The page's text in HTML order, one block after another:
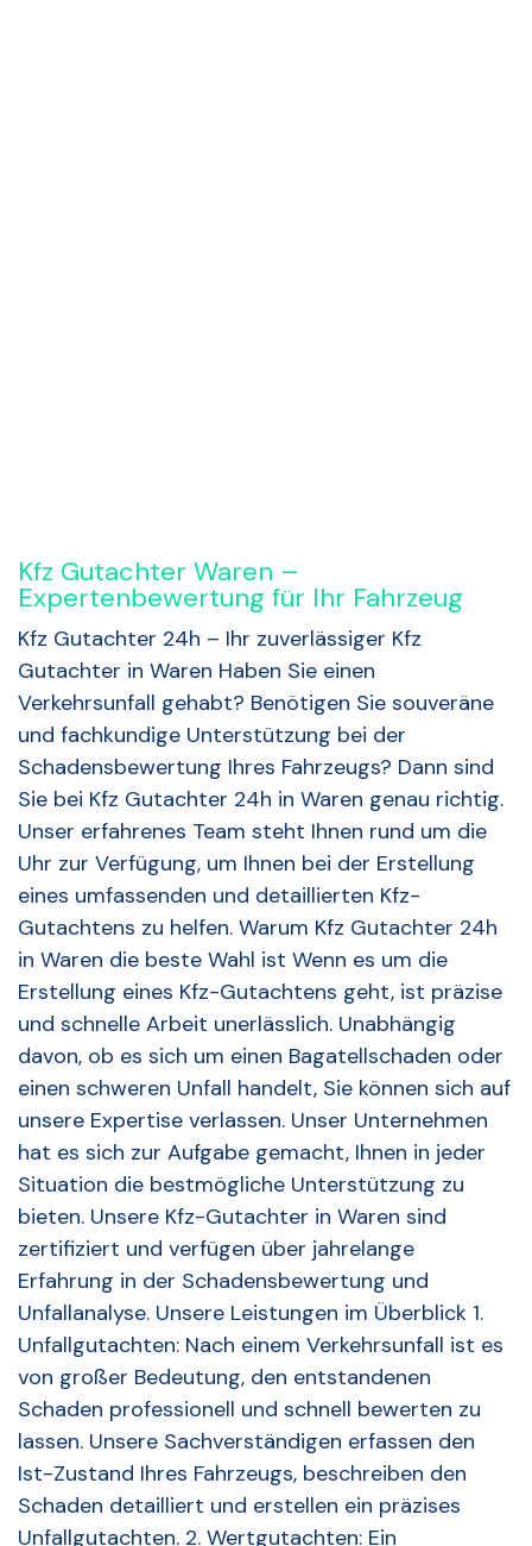
Kfz Gutachter Waren –
Expertenbewertung für Ihr Fahrzeug
Kfz Gutachter 24h – Ihr zuverlässiger Kfz
Gutachter in Waren Haben Sie einen
Verkehrsunfall gehabt? Benötigen Sie souveräne
und fachkundige Unterstützung bei der
Schadensbewertung Ihres Fahrzeugs? Dann sind
Sie bei Kfz Gutachter 24h in Waren genau richtig.
Unser erfahrenes Team steht Ihnen rund um die
Uhr zur Verfügung, um Ihnen bei der Erstellung
eines umfassenden und detaillierten Kfz-
Gutachtens zu helfen. Warum Kfz Gutachter 24h
in Waren die beste Wahl ist Wenn es um die
Erstellung eines Kfz-Gutachtens geht, ist präzise
und schnelle Arbeit unerlässlich. Unabhängig
davon, ob es sich um einen Bagatellschaden oder
einen schweren Unfall handelt, Sie können sich auf
unsere Expertise verlassen. Unser Unternehmen
hat es sich zur Aufgabe gemacht, Ihnen in jeder
Situation die bestmögliche Unterstützung zu
bieten. Unsere Kfz-Gutachter in Waren sind
zertifiziert und verfügen über jahrelange
Erfahrung in der Schadensbewertung und
Unfallanalyse. Unsere Leistungen im Überblick 1.
Unfallgutachten: Nach einem Verkehrsunfall ist es
von großer Bedeutung, den entstandenen
Schaden professionell und schnell bewerten zu
lassen. Unsere Sachverständigen erfassen den
Ist-Zustand Ihres Fahrzeugs, beschreiben den
Schaden detailliert und erstellen ein präzises
Unfallgutachten. 2. Wertgutachten: Ein